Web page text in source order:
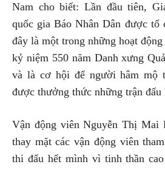
Nam cho biết: Lần đầu tiên,
quốc gia Báo Nhân Dân được tổ
đây là một trong những hoạt
kỷ niệm 550 năm Danh xưng
và là cơ hội để người hâm mộ
được thưởng thức những trận đấu
Vận động viên Nguyễn Thị Mai
thay mặt các vận động viên
thi đấu hết mình vì tinh thần